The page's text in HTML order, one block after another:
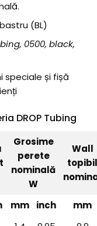
(BL)
0500, black,
speciale și fișă
DROP Tubing
Grosime
perete
nominală
W
Wall
topibil
mm inch
mm